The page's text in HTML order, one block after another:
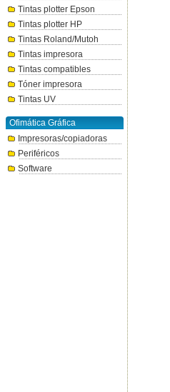
Tintas plotter Epson
Tintas plotter HP
Tintas Roland/Mutoh
Tintas impresora
Tintas compatibles
Tóner impresora
Tintas UV
Ofimática Gráfica
Impresoras/copiadoras
Periféricos
Software